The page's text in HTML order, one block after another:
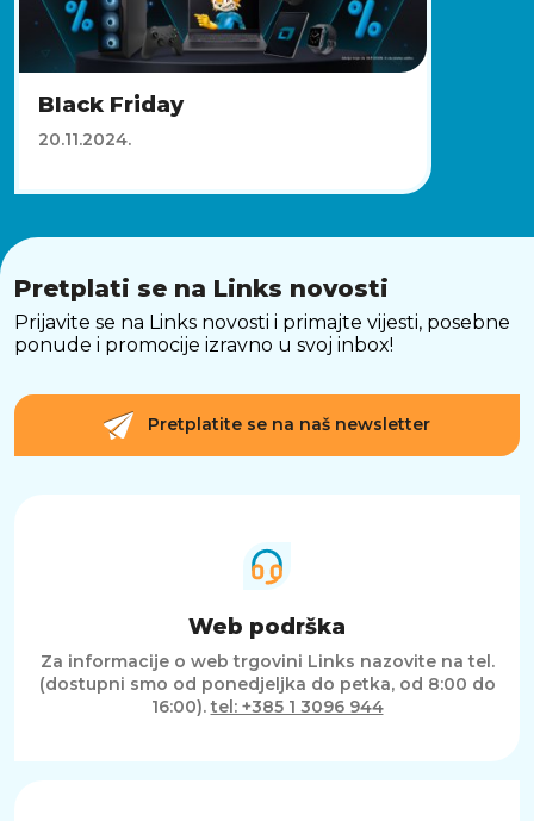
Black Friday
20.11.2024.
Pretplati se na Links novosti
Prijavite se na Links novosti i primajte vijesti, posebne
ponude i promocije izravno u svoj inbox!
Pretplatite se na naš newsletter
Web podrška
Za informacije o web trgovini Links nazovite na tel.
(dostupni smo od ponedjeljka do petka, od 8:00 do
16:00).tel: +385 1 3096 944